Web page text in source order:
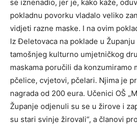
se iznenadio, jer je, kako kaže,
pokladnu povorku vladalo veliko
vidjeti razne maske. I na ovim
Iz Đeletovaca na poklade u
tamošnjeg kulturno umjetničkog
maskama poručili da konzumiramo
pčelice, cvjetovi, pčelari. Njima je
nagrada od 200 eura. Učenici OŠ
Županje odjenuli su se u žirove i
su stari svinje žirovali“, a članovi